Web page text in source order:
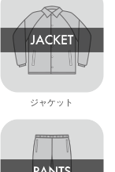
ジャケット